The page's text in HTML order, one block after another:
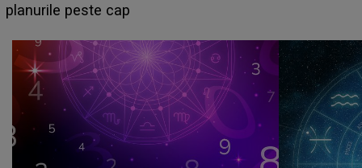
sa: "I-am spus și ei în față, eu nu te iubesc pentru